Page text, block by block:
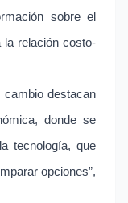
sobre el
la relación costo-
cambio destacan
donde se
tecnología, que
opciones”,